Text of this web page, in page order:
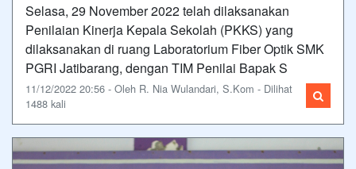
Selasa, 29 November 2022 telah dilaksanakan
Penilaian Kinerja Kepala Sekolah (PKKS) yang
dilaksanakan di ruang Laboratorium Fiber Optik SMK
PGRI Jatibarang, dengan TIM Penilai Bapak S
11/12/2022 20:56 - Oleh R. Nia Wulandari, S.Kom - Dilihat
1488 kali